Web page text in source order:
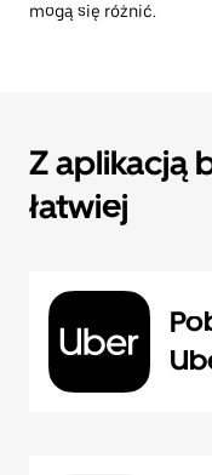
mogą się różnić.
Z aplikacją
łatwiej